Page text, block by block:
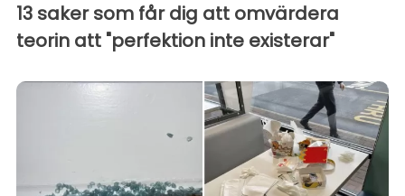
13 saker som får dig att omvärdera
teorin att "perfektion inte existerar"